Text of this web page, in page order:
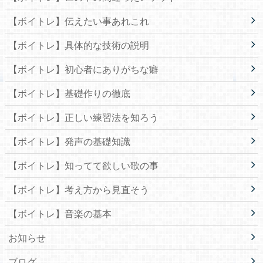
【ボイトレ】伝えたい事あれこれ
【ボイトレ】具体的な技術の説明
【ボイトレ】初心者にありがちな癖
【ボイトレ】基礎作りの徹底
【ボイトレ】正しい練習法を知ろう
【ボイトレ】発声の基礎知識
【ボイトレ】知ってて欲しい歌の事
【ボイトレ】考え方から見直そう
【ボイトレ】音楽の基本
お知らせ